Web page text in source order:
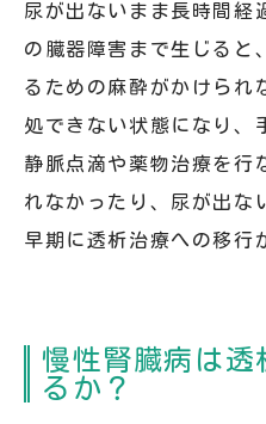
尿が出ないまま長時間経
の臓器障害まで生じると
るための麻酔がかけられ
処できない状態になり、
静脈点滴や薬物治療を行
れなかったり、尿が出な
早期に透析治療への移行
慢性腎臓病は透
るか？